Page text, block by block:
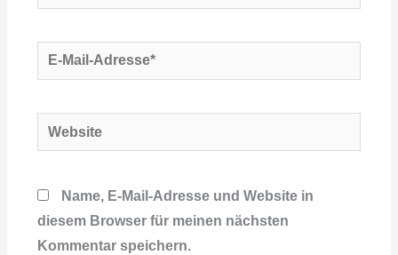
E-
Mail-
Website
Name, E-Mail-Adresse und Website in
diesem Browser für meinen nächsten
Kommentar speichern.